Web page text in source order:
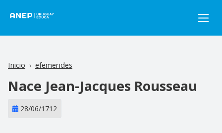
Inicio efemerides
Nace Jean-Jacques Rousseau
28/06/1712